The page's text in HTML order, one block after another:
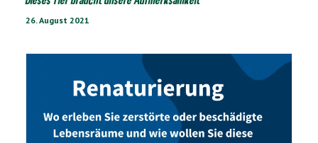
26. August 2021